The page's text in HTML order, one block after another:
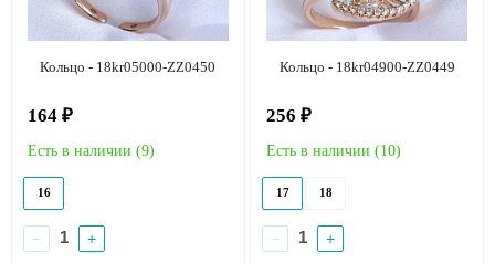
Кольцо - 18kr05000-ZZ0450
164 ₽
Есть в наличии (9)
16
− +
Кольцо - 18kr04900-ZZ0449
256 ₽
Есть в наличии (10)
17 18
− +